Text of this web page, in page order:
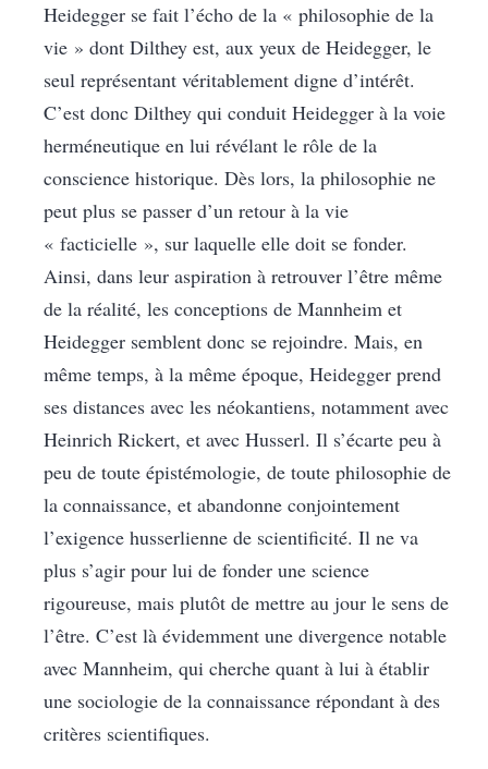
Heidegger se fait l’écho de la « philosophie de la
vie » dont Dilthey est, aux yeux de Heidegger, le
seul représentant véritablement digne d’intérêt.
C’est donc Dilthey qui conduit Heidegger à la voie
herméneutique en lui révélant le rôle de la
conscience historique. Dès lors, la philosophie ne
peut plus se passer d’un retour à la vie
« facticielle », sur laquelle elle doit se fonder.
Ainsi, dans leur aspiration à retrouver l’être même
de la réalité, les conceptions de Mannheim et
Heidegger semblent donc se rejoindre. Mais, en
même temps, à la même époque, Heidegger prend
ses distances avec les néokantiens, notamment avec
Heinrich Rickert, et avec Husserl. Il s’écarte peu à
peu de toute épistémologie, de toute philosophie de
la connaissance, et abandonne conjointement
l’exigence husserlienne de scientificité. Il ne va
plus s’agir pour lui de fonder une science
rigoureuse, mais plutôt de mettre au jour le sens de
l’être. C’est là évidemment une divergence notable
avec Mannheim, qui cherche quant à lui à établir
une sociologie de la connaissance répondant à des
critères scientifiques.